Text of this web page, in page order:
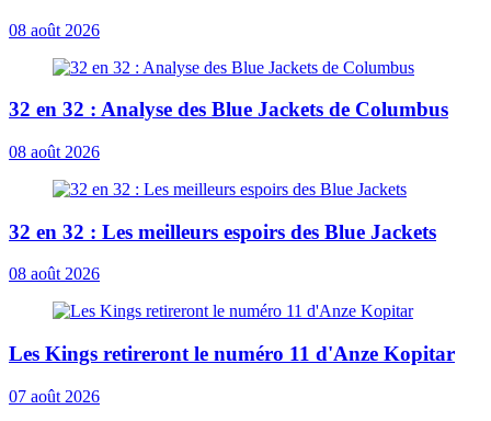
08 août 2026
32 en 32 : Analyse des Blue Jackets de Columbus
08 août 2026
32 en 32 : Les meilleurs espoirs des Blue Jackets
08 août 2026
Les Kings retireront le numéro 11 d'Anze Kopitar
07 août 2026